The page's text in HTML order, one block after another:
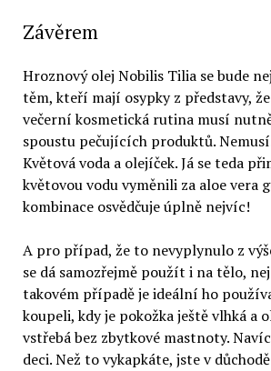
Závěrem
Hroznový olej Nobilis Tilia se bude
těm, kteří mají osypky z představy,
večerní kosmetická rutina musí
spoustu pečujících produktů.
Květová voda a olejíček. Já se teda
květovou vodu vyměnili za aloe vera
kombinace osvědčuje úplně nejvíc!
A pro případ, že to nevyplynulo z
se dá samozřejmě použít i na tělo,
takovém případě je ideální ho
koupeli, kdy je pokožka ještě vlhká a
vstřebá bez zbytkové mastnoty.
deci. Než to vykapkáte, jste v